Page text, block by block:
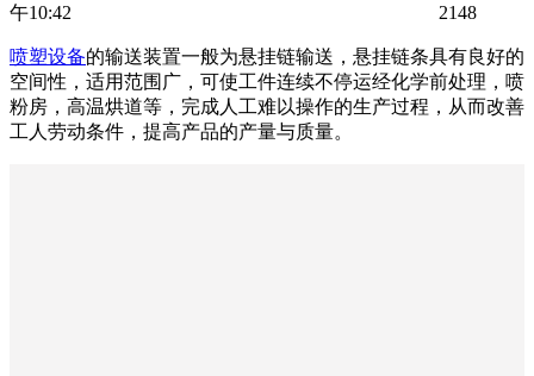
午10:42 2148
喷塑设备的输送装置一般为悬挂链输送，悬挂链条具有良好的
空间性，适用范围广，可使工件连续不停运经化学前处理，喷
粉房，高温烘道等，完成人工难以操作的生产过程，从而改善
工人劳动条件，提高产品的产量与质量。